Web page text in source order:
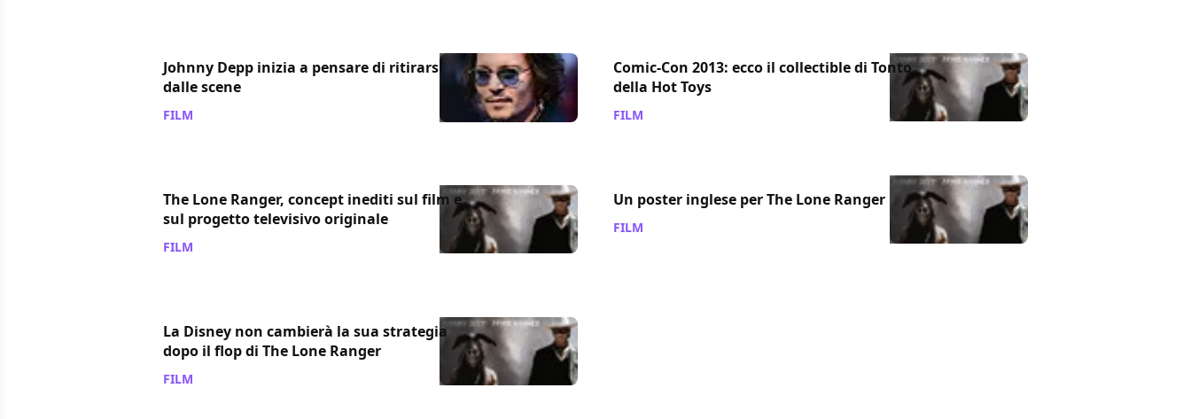
Johnny Depp inizia a pensare di ritirarsi
dalle scene
FILM
Comic-Con 2013: ecco il collectible di Tonto
della Hot Toys
FILM
The Lone Ranger, concept inediti sul film e
sul progetto televisivo originale
FILM
Un poster inglese per The Lone Ranger
FILM
La Disney non cambierà la sua strategia
dopo il flop di The Lone Ranger
FILM